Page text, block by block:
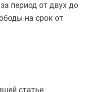
период от двух до
на срок от
статье